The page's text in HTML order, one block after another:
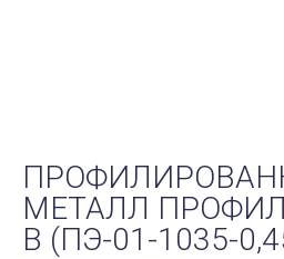
МЕТАЛЛ
B (ПЭ-01-1035-